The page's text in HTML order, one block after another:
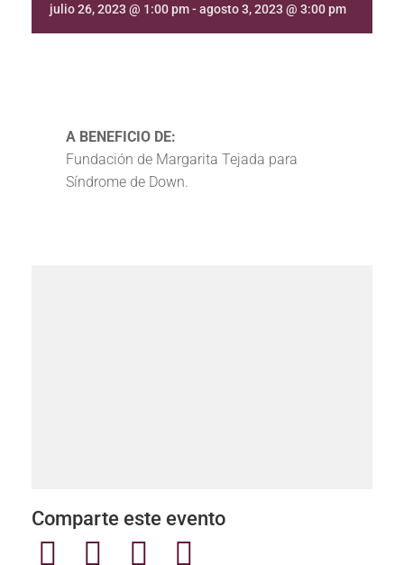
julio 26, 2023 @ 1:00 pm-agosto 3, 2023 @ 3:00 pm
A BENEFICIO DE:
Fundación de Margarita Tejada para
Síndrome de Down.
Comparte este evento